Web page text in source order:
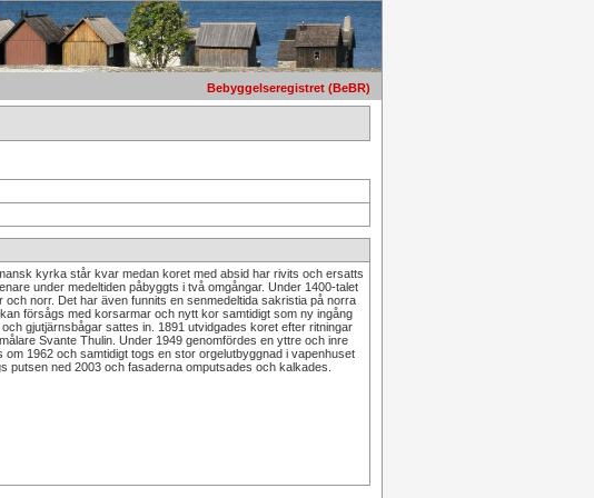
Bebyggelseregistret (BeBR)
kyrka står kvar medan koret med absid har rivits och ersatts
under medeltiden påbyggts i två omgångar. Under 1400-talet
norr. Det har även funnits en senmedeltida sakristia på norra
försågs med korsarmar och nytt kor samtidigt som ny ingång
gjutjärnsbågar sattes in. 1891 utvidgades koret efter ritningar
Svante Thulin. Under 1949 genomfördes en yttre och inre
1962 och samtidigt togs en stor orgelutbyggnad i vapenhuset
ned 2003 och fasaderna omputsades och kalkades.